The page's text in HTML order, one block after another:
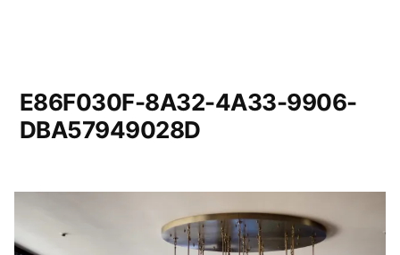
E86F030F-8A32-4A33-9906-
DBA57949028D